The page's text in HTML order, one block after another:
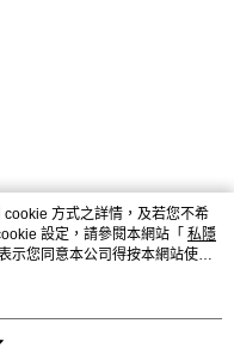
費
方式之詳情，及若您不希
設定，請參閱本網站「 私隱
示您同意本公司得按本網站使用